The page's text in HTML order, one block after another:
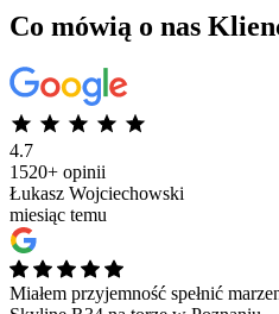
Co mówią o nas
4.7
1520+ opinii
Łukasz Wojciechowski
miesiąc temu
Miałem przyjemność spełnić